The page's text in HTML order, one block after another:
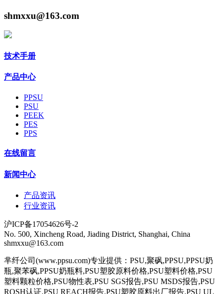
shmxxu@163.com
技术手册
产品中心
PPSU
PSU
PEEK
PES
PPS
在线留言
新闻中心
产品资讯
行业资讯
沪ICP备17054626号-2
No. 500, Xincheng Road, Jiading District, Shanghai, China
shmxxu@163.com
芈纤公司(www.ppsu.com)专业提供：PSU,聚砜,PPSU,PPSU奶
瓶,聚苯砜,PPSU奶瓶料,PSU塑胶原料价格,PSU塑料价格,PSU
塑料颗粒价格,PSU物性表,PSU SGS报告,PSU MSDS报告,PSU
ROSH认证,PSU REACH报告,PSU塑胶原料出厂报告,PSU UL